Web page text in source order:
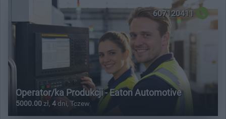
607120411
Operator/ka Produkcji - Eaton Automotive
5000.00zł, 4 dni, Tczew